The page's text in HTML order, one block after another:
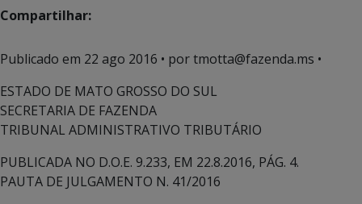
Compartilhar:
Publicado em 22 ago 2016 • por tmotta@fazenda.ms •
ESTADO DE MATO GROSSO DO SUL
SECRETARIA DE FAZENDA
TRIBUNAL ADMINISTRATIVO TRIBUTÁRIO
PUBLICADA NO D.O.E. 9.233, EM 22.8.2016, PÁG. 4.
PAUTA DE JULGAMENTO N. 41/2016